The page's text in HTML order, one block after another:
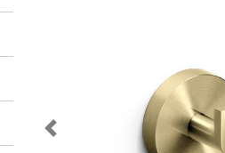
Previous